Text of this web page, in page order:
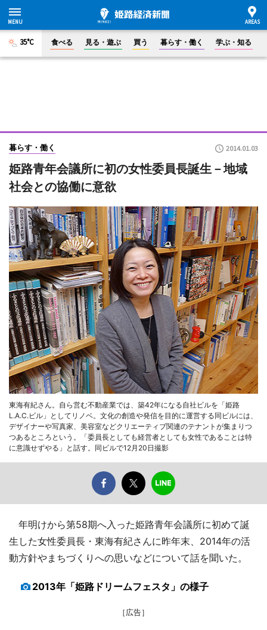
35°C 食べる 見る・遊ぶ 買う 暮らす・働く 学ぶ・知る
暮らす・働く 2014.01.03
姫路青年会議所に初の女性委員長誕生－地域
社会との協働に意欲
東海有紀さん。自ら営む不動産業では、築42年になる自社ビルを「姫路
L.A.C.ビル」としてリノベ。文化の創造や発信を目的に運営する同ビルには、
デザイナーや写真家、美容室などクリエーティブ関連のテナントが集まりつ
つあるところという。「委員長としても経営者としても女性であることは特
に意識せずやる」と話す。同ビルで12月20日撮影
年明けから第58期へ入った姫路青年会議所に初めて誕
生した女性委員長・東海有紀さんに昨年末、2014年の活
動方針やまちづくりへの思いなどについて話を聞いた。
2013年「姫路ドリームフェスタ」の様子
［広告］